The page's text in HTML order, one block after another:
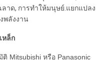
าด, การทําให้มนุษย์.แยกแปลง
พลังงาน
หล็ก
Mitsubishi หรือ Panasonic